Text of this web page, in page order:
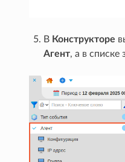
В Конструкторе
Агент, а в списке